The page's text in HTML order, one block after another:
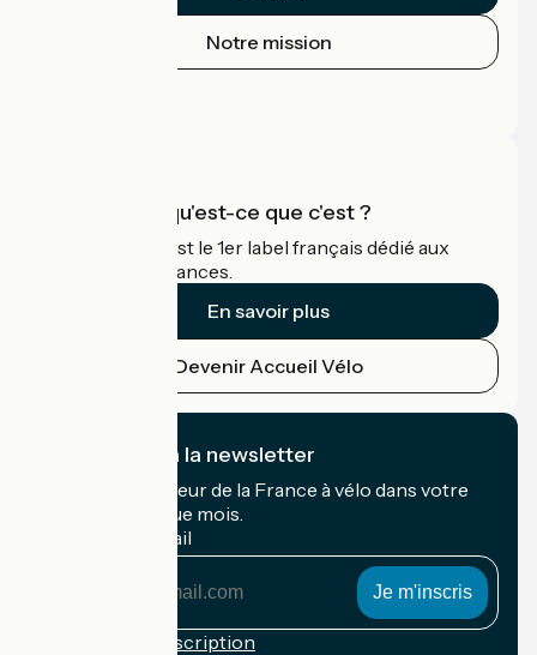
Notre mission
Accueil Vélo qu'est-ce que c'est ?
Accueil Vélo c'est le 1er label français dédié aux
cyclistes en vacances.
En savoir plus
Devenir Accueil Vélo
Je m'abonne à la newsletter
Recevez le meilleur de la France à vélo dans votre
boîte mail chaque mois.
Mon adresse mail
Conditions d'inscription